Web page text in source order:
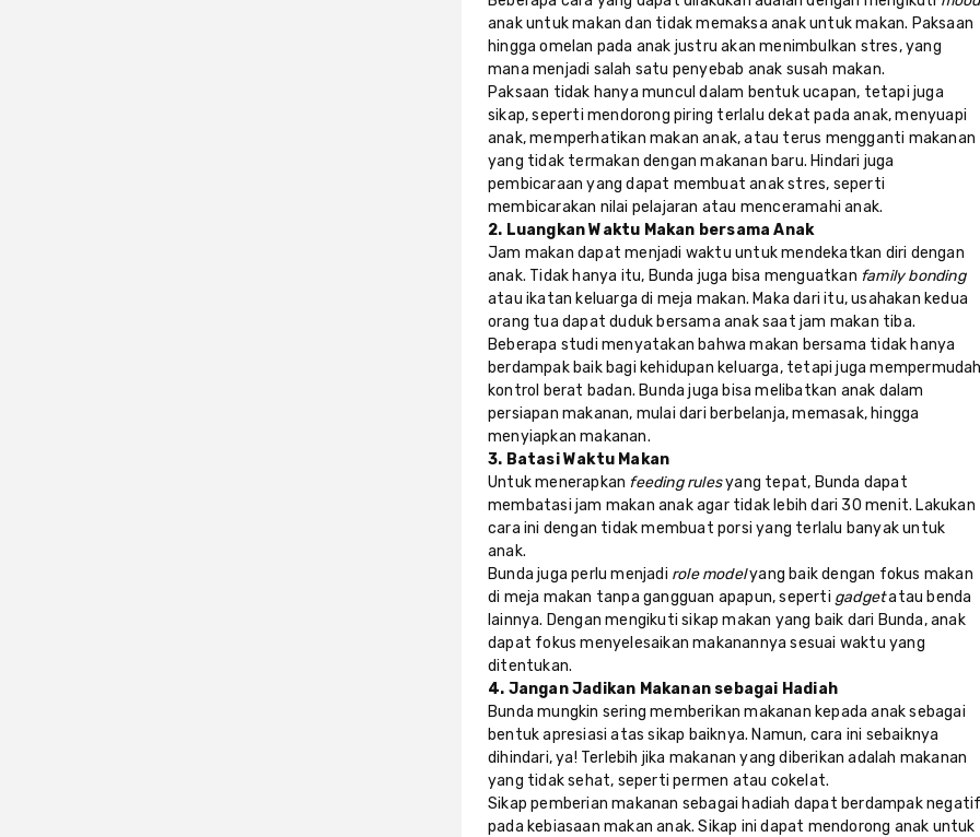
anak untuk makan dan tidak memaksa anak untuk makan. Paksaan
hingga omelan pada anak justru akan menimbulkan stres, yang
mana menjadi salah satu penyebab anak susah makan.
Paksaan tidak hanya muncul dalam bentuk ucapan, tetapi juga
sikap, seperti mendorong piring terlalu dekat pada anak, menyuapi
anak, memperhatikan makan anak, atau terus mengganti makanan
yang tidak termakan dengan makanan baru. Hindari juga
pembicaraan yang dapat membuat anak stres, seperti
membicarakan nilai pelajaran atau menceramahi anak.
2. Luangkan Waktu Makan bersama Anak
Jam makan dapat menjadi waktu untuk mendekatkan diri dengan
anak. Tidak hanya itu, Bunda juga bisa menguatkan family bonding
atau ikatan keluarga di meja makan. Maka dari itu, usahakan kedua
orang tua dapat duduk bersama anak saat jam makan tiba.
Beberapa studi menyatakan bahwa makan bersama tidak hanya
berdampak baik bagi kehidupan keluarga, tetapi juga
kontrol berat badan. Bunda juga bisa melibatkan anak dalam
persiapan makanan, mulai dari berbelanja, memasak, hingga
menyiapkan makanan.
3. Batasi Waktu Makan
Untuk menerapkan feeding rulesyang tepat, Bunda dapat
membatasi jam makan anak agar tidak lebih dari 30 menit. Lakukan
cara ini dengan tidak membuat porsi yang terlalu banyak untuk
anak.
Bunda juga perlu menjadi role modelyang baik dengan fokus makan
di meja makan tanpa gangguan apapun, seperti gadgetatau benda
lainnya. Dengan mengikuti sikap makan yang baik dari Bunda, anak
dapat fokus menyelesaikan makanannya sesuai waktu yang
ditentukan.
4. Jangan Jadikan Makanan sebagai Hadiah
Bunda mungkin sering memberikan makanan kepada anak sebagai
bentuk apresiasi atas sikap baiknya. Namun, cara ini sebaiknya
dihindari, ya! Terlebih jika makanan yang diberikan adalah makanan
yang tidak sehat, seperti permen atau cokelat.
Sikap pemberian makanan sebagai hadiah dapat berdampak
pada kebiasaan makan anak. Sikap ini dapat mendorong anak untuk